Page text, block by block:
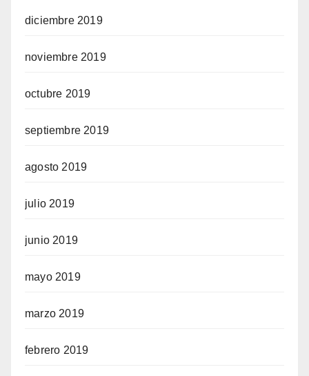
diciembre 2019
noviembre 2019
octubre 2019
septiembre 2019
agosto 2019
julio 2019
junio 2019
mayo 2019
marzo 2019
febrero 2019